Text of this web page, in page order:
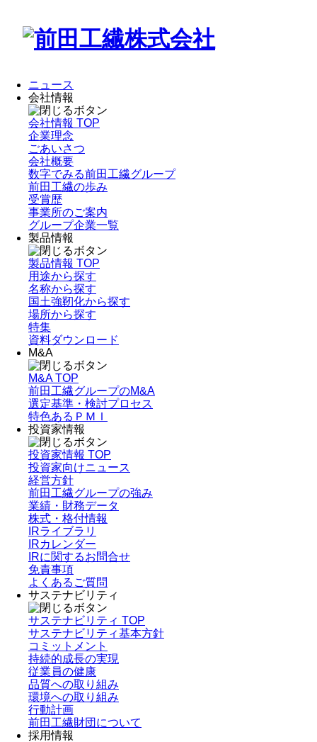
ニュース
会社情報
会社情報 TOP
企業理念
ごあいさつ
会社概要
数字でみる前田工繊グループ
前田工繊の歩み
受賞歴
事業所のご案内
グループ企業一覧
製品情報
製品情報 TOP
用途から探す
名称から探す
国土強靭化から探す
場所から探す
特集
資料ダウンロード
M&A
M&A TOP
前田工繊グループのM&A
選定基準・検討プロセス
特色あるＰＭＩ
投資家情報
投資家情報 TOP
投資家向けニュース
経営方針
前田工繊グループの強み
業績・財務データ
株式・格付情報
IRライブラリ
IRカレンダー
IRに関するお問合せ
免責事項
よくあるご質問
サステナビリティ
サステナビリティ TOP
サステナビリティ基本方針
コミットメント
持続的成長の実現
従業員の健康
品質への取り組み
環境への取り組み
行動計画
前田工繊財団について
採用情報